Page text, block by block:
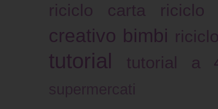
riciclo carta riciclo
creativo bimbi
tutorial tutorial a